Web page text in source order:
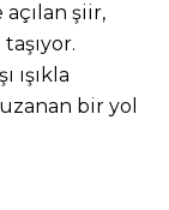
açılan şiir,
ışıkla
bir yol